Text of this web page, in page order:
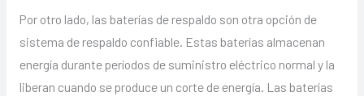
Por otro lado, las baterías de respaldo son otra opción de
sistema de respaldo confiable. Estas baterías almacenan
energía durante períodos de suministro eléctrico normal y la
liberan cuando se produce un corte de energía. Las baterías